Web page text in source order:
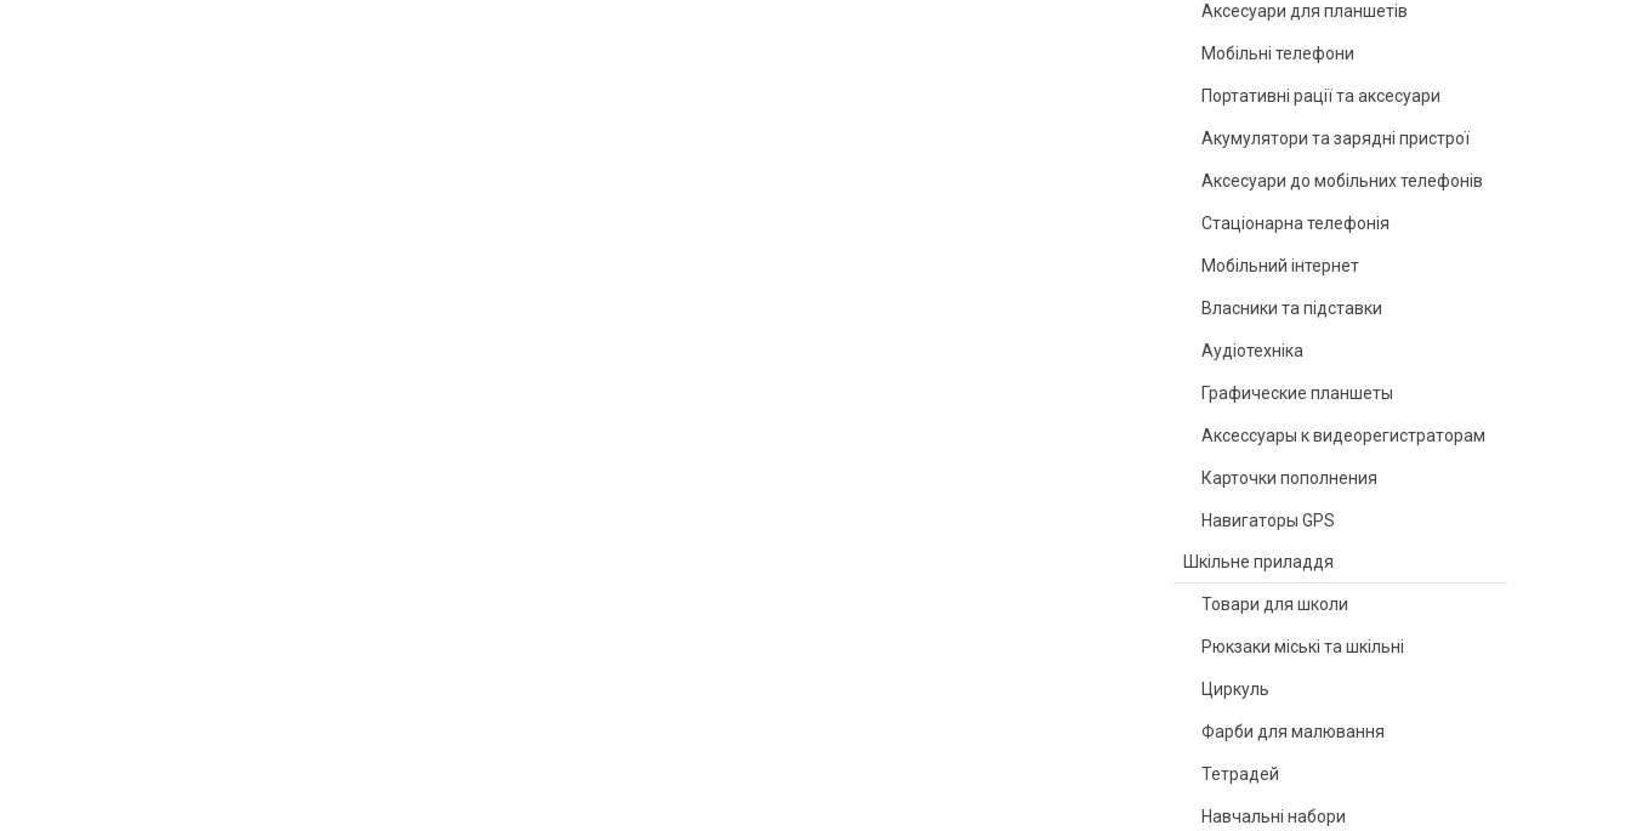
Аксесуари для планшетів
Мобільні телефони
Портативні рації та аксесуари
Акумулятори та зарядні пристрої
Аксесуари до мобільних телефонів
Стаціонарна телефонія
Мобільний інтернет
Власники та підставки
Аудіотехніка
Графические планшеты
Аксессуары к видеорегистраторам
Карточки пополнения
Навигаторы GPS
Шкільне приладдя
Товари для школи
Рюкзаки міські та шкільні
Циркуль
Фарби для малювання
Тетрадей
Навчальні набори